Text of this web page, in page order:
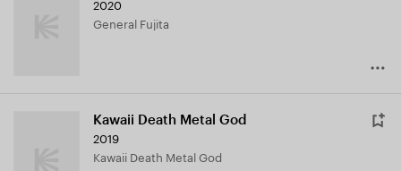
2020
General Fujita
Kawaii Death Metal God
2019
Kawaii Death Metal God